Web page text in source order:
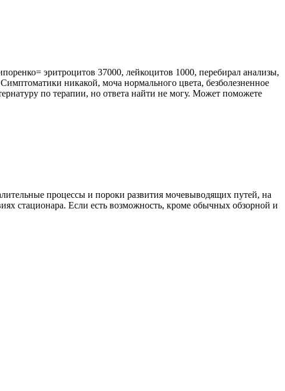
эритроцитов 37000, лейкоцитов 1000, перебирал анализы,
никакой, моча нормального цвета, безболезненное
по терапии, но ответа найти не могу. Может поможете
процессы и пороки развития мочевыводящих путей, на
стационара. Если есть возможность, кроме обычных обзорной и